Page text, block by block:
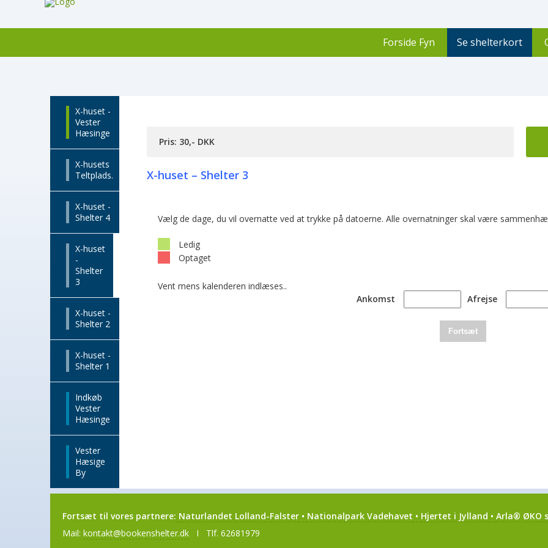
Forside Fyn Se shelterkort
X-huset -
Vester
Hæsinge
X-husets
Teltplads.
X-huset -
Shelter 4
X-huset
-
Shelter
3
X-huset -
Shelter 2
X-huset -
Shelter 1
Indkøb
Vester
Hæsinge
Vester
Hæsige
By
Pris: 30,- DKK
X-huset – Shelter 3
Vælg de dage, du vil overnatte ved at trykke på datoerne. Alle overnatninger skal være
Ledig
Optaget
Vent mens kalenderen indlæses..
Ankomst
Afrejse
Fortsæt
Fortsæt til vores partnere: Naturlandet Lolland-Falster • Nationalpark Vadehavet • Hjertet i Jylland • Arla® ØKO
Mail: kontakt@bookenshelter.dk I Tlf. 62681979